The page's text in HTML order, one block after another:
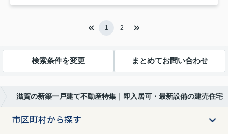
1 2
検索条件を変更 まとめてお問い合わせ
滋賀の新築一戸建て不動産特集｜即入居可・最新設備の建売住宅
市区町村から探す